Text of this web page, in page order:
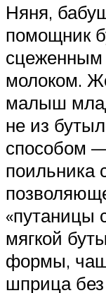
Няня,
помощник
молоком.
малыш
не из
способом
поильника
«путаницы
мягкой
формы,
шприца